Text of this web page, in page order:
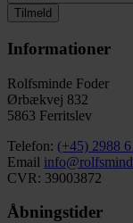
Tilmeld
Informationer
Rolfsminde Foder
Ørbækvej 832
5863 Ferritslev
Telefon: (+45) 2988
Email
CVR: 39003872
Åbningstider